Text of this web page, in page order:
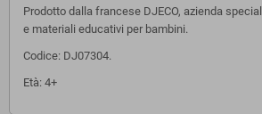
Prodotto dalla francese DJECO, azienda
e materiali educativi per bambini.
Codice: DJ07304.
Età: 4+